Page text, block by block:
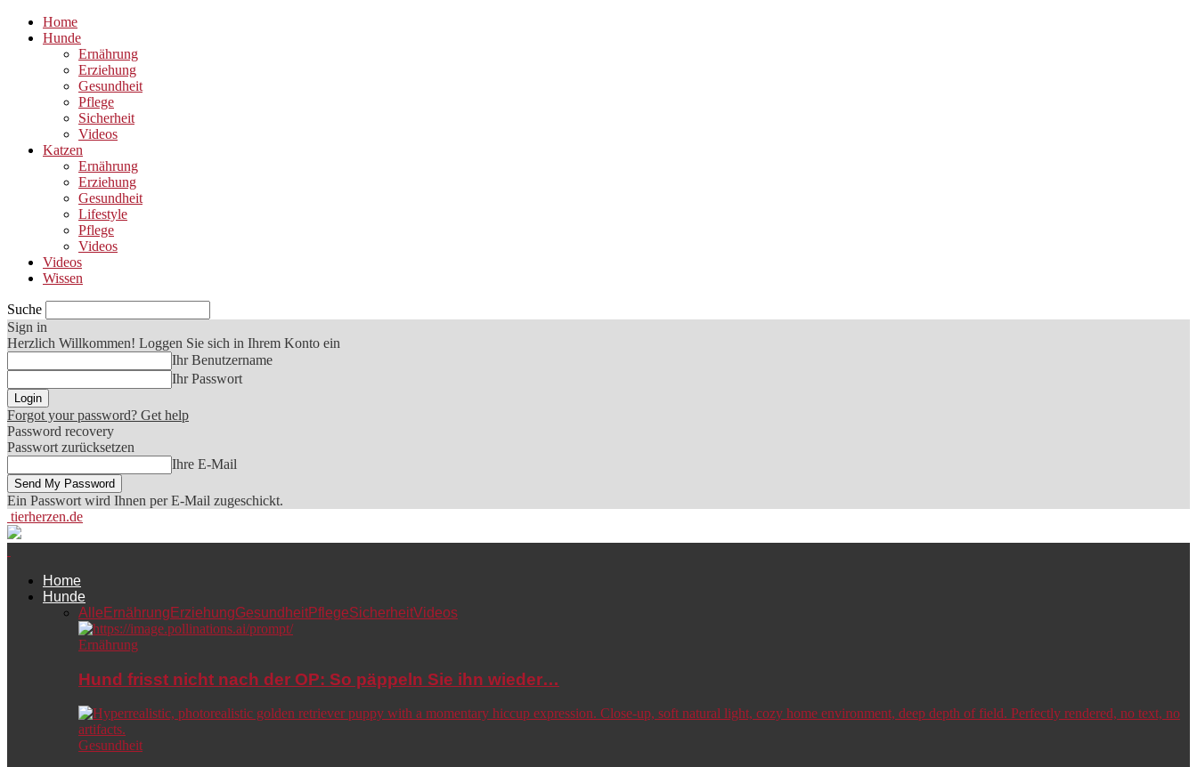
Home
Hunde
Ernährung
Erziehung
Gesundheit
Pflege
Sicherheit
Videos
Katzen
Ernährung
Erziehung
Gesundheit
Lifestyle
Pflege
Videos
Videos
Wissen
Suche
Sign in
Herzlich Willkommen! Loggen Sie sich in Ihrem Konto ein
Ihr Benutzername
Ihr Passwort
Forgot your password? Get help
Password recovery
Passwort zurücksetzen
Ihre E-Mail
Ein Passwort wird Ihnen per E-Mail zugeschickt.
tierherzen.de
Home
Hunde
Alle Ernährung ErziehungGesundheitPflegeSicherheitVideos
Ernährung
Hund frisst nicht nach der OP: So päppeln Sie ihn wieder…
Gesundheit